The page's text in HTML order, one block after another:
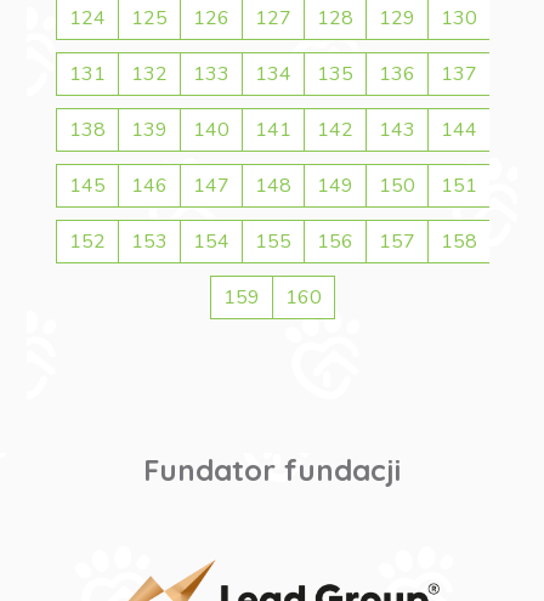
124 125 126 127 128 129 130
131 132 133 134 135 136 137
138 139 140 141 142 143 144
145 146 147 148 149 150 151
152 153 154 155 156 157 158
159 160
Fundator fundacji